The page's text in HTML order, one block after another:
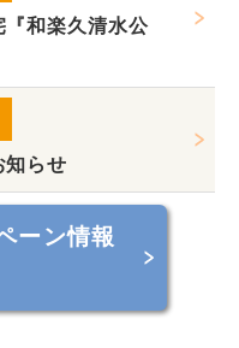
和楽久清水公
知らせ
ーン情報